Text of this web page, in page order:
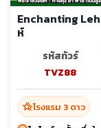
Enchanting
ห์
รหัสทัวร์
TVZ88
hotel_classโรงแรม 3 ดาว